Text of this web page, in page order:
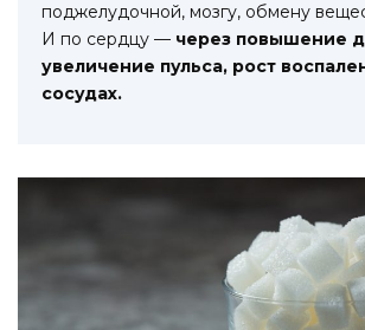
поджелудочной, мозгу, обмену
И по сердцу — через повышение
увеличение пульса, рост
сосудах.